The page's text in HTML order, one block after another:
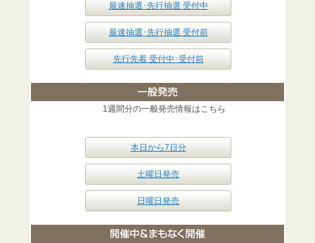
最速抽選･先行抽選 受付中
最速抽選･先行抽選 受付前
先行先着 受付中･受付前
1週間分の一般発売情報はこちら
本日から7日分
土曜日発売
日曜日発売